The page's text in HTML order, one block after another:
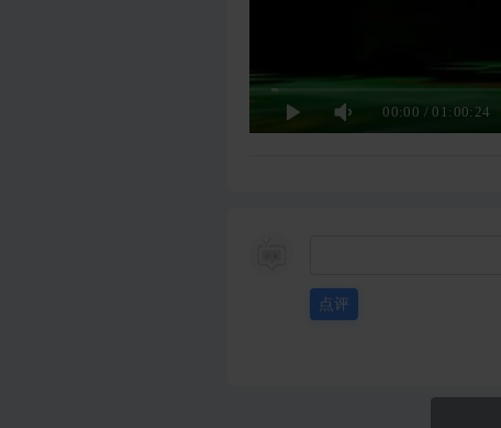
00:00 /01:00:24
点评